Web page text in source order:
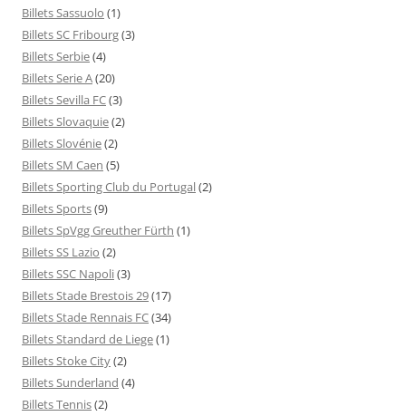
Billets Sassuolo (1)
Billets SC Fribourg(3)
Billets Serbie(4)
Billets Serie A(20)
Billets Sevilla FC(3)
Billets Slovaquie(2)
Billets Slovénie(2)
Billets SM Caen (5)
Billets Sporting Club du Portugal(2)
Billets Sports(9)
Billets SpVgg Greuther Fürth (1)
Billets SS Lazio (2)
Billets SSC Napoli(3)
Billets Stade Brestois 29(17)
Billets Stade Rennais FC(34)
Billets Standard de Liege(1)
Billets Stoke City(2)
Billets Sunderland (4)
Billets Tennis(2)